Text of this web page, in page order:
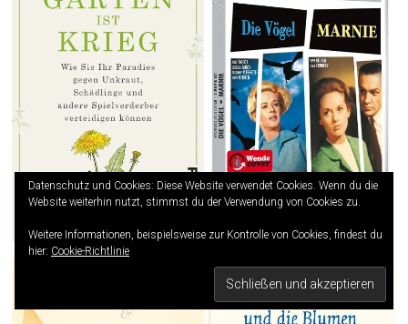
Datenschutz und Cookies: Diese Website verwendet Cookies. Wenn du die
Website weiterhin nutzt, stimmst du der Verwendung von Cookies zu.
Weitere Informationen, beispielsweise zur Kontrolle von Cookies, findest du
hier: Cookie-Richtlinie